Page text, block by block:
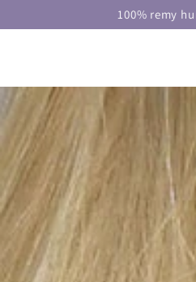
100% remy
GA NAAR
PRODUCTINFORMATIE